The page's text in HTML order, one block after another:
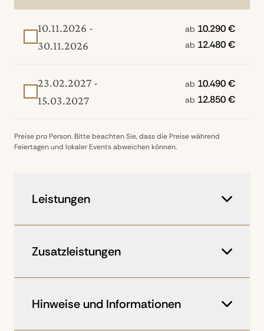
10.11.2026 -
30.11.2026
ab 10.290 €
ab 12.480 €
23.02.2027 -
15.03.2027
ab 10.490 €
ab 12.850 €
Preise pro Person. Bitte beachten Sie, dass die Preise während
Feiertagen und lokaler Events abweichen können.
Leistungen
Class mit Singapore Airlines ab
Frankfurt oder München
16 Übernachtungen in Hotels/Lodges
1 Übernachtung an Bord der
Fiordland Navigator im Doubtful
Sound
Zusatzleistungen
18
Hinweise und Informationen